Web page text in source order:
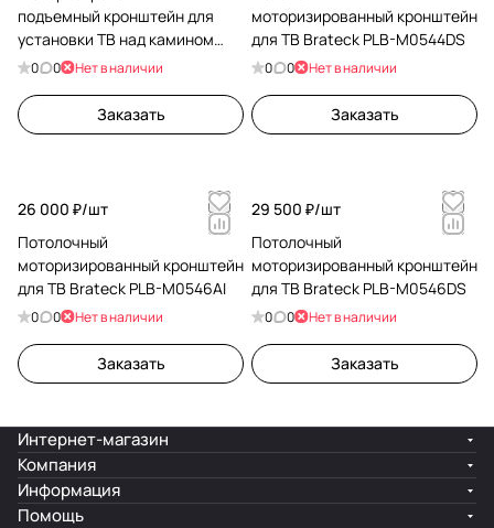
подъемный кронштейн для
установки ТВ над камином
Bratek LPA53M-461
0 0 Нет в наличии
Заказать
моторизированный кронштейн
для ТВ Brateck PLB-M0544DS
0 0 Нет в наличии
Заказать
26 000 ₽/шт
Потолочный
моторизированный кронштейн
для ТВ Brateck PLB-M0546AI
0 0 Нет в наличии
Заказать
29 500 ₽/шт
Потолочный
моторизированный кронштейн
для ТВ Brateck PLB-M0546DS
0 0 Нет в наличии
Заказать
Интернет-магазин
Компания
Информация
Помощь